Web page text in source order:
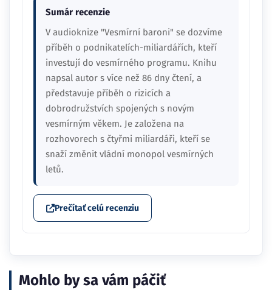
Sumár recenzie
V audioknize "Vesmírní baroni" se dozvíme
příběh o podnikatelích-miliardářích, kteří
investují do vesmírného programu. Knihu
napsal autor s více než 86 dny čtení, a
představuje příběh o rizicích a
dobrodružstvích spojených s novým
vesmírným věkem. Je založena na
rozhovorech s čtyřmi miliardáři, kteří se
snaží změnit vládní monopol vesmírných
letů.
Prečítať celú recenziu
Mohlo by sa vám páčiť